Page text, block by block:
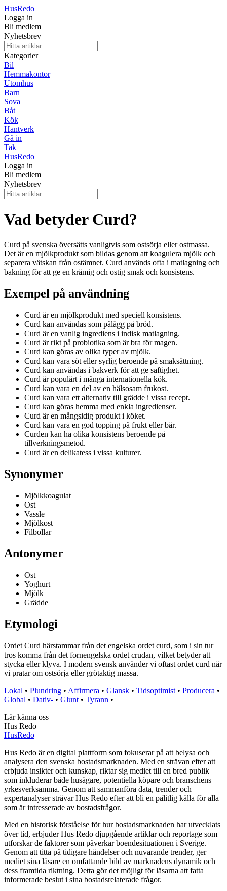
HusRedo
Logga in
Bli medlem
Nyhetsbrev
Kategorier
Bil
Hemmakontor
Utomhus
Barn
Sova
Båt
Kök
Hantverk
Gå in
Tak
HusRedo
Logga in
Bli medlem
Nyhetsbrev
Vad betyder Curd?
Curd på svenska översätts vanligtvis som ostsörja eller ostmassa.
Det är en mjölkprodukt som bildas genom att koagulera mjölk och
separera vätskan från ostämnet. Curd används ofta i matlagning och
bakning för att ge en krämig och ostig smak och konsistens.
Exempel på användning
Curd är en mjölkprodukt med speciell konsistens.
Curd kan användas som pålägg på bröd.
Curd är en vanlig ingrediens i indisk matlagning.
Curd är rikt på probiotika som är bra för magen.
Curd kan göras av olika typer av mjölk.
Curd kan vara söt eller syrlig beroende på smaksättning.
Curd kan användas i bakverk för att ge saftighet.
Curd är populärt i många internationella kök.
Curd kan vara en del av en hälsosam frukost.
Curd kan vara ett alternativ till grädde i vissa recept.
Curd kan göras hemma med enkla ingredienser.
Curd är en mångsidig produkt i köket.
Curd kan vara en god topping på frukt eller bär.
Curden kan ha olika konsistens beroende på
tillverkningsmetod.
Curd är en delikatess i vissa kulturer.
Synonymer
Mjölkkoagulat
Ost
Vassle
Mjölkost
Filbollar
Antonymer
Ost
Yoghurt
Mjölk
Grädde
Etymologi
Ordet Curd härstammar från det engelska ordet curd, som i sin tur
tros komma från det fornengelska ordet crudan, vilket betyder att
stycka eller klyva. I modern svensk använder vi oftast ordet curd när
vi pratar om ostsörja eller grötaktig massa.
Lokal • Plundring • Affirmera • Glansk • Tidsoptimist • Producera •
Global • Dativ- • Glunt • Tyrann •
Lär känna oss
Hus Redo
HusRedo
Hus Redo är en digital plattform som fokuserar på att belysa och
analysera den svenska bostadsmarknaden. Med en strävan efter att
erbjuda insikter och kunskap, riktar sig mediet till en bred publik
som inkluderar både husägare, potentiella köpare och branschens
yrkesverksamma. Genom att sammanföra data, trender och
expertanalyser strävar Hus Redo efter att bli en pålitlig källa för alla
som är intresserade av bostadsfrågor.
Med en historisk förståelse för hur bostadsmarknaden har utvecklats
över tid, erbjuder Hus Redo djupgående artiklar och reportage som
utforskar de faktorer som påverkar boendesituationen i Sverige.
Genom att titta på tidigare händelser och nuvarande trender, ger
mediet sina läsare en omfattande bild av marknadens dynamik och
dess framtida riktning. Detta gör det möjligt för läsarna att fatta
informerade beslut i sina bostadsrelaterade frågor.